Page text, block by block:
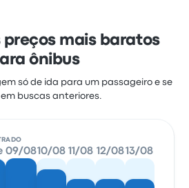
preços mais baratos
ônibus
só de ida para um passageiro e se
buscas anteriores.
09/0810/08 11/08 12/0813/08